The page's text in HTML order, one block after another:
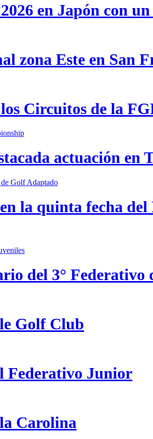
en Japón con
zona Este en San
Circuitos de la
actuación en
la quinta fecha
del 3° Federativo
Golf Club
Federativo Junior
Carolina